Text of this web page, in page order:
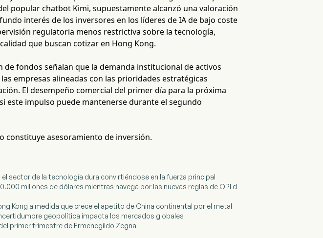
popular chatbot Kimi, supuestamente alcanzó una valoración
interés de los inversores en los líderes de IA de bajo coste
regulatoria menos restrictiva sobre la tecnología,
que buscan cotizar en Hong Kong.
de fondos señalan que la demanda institucional de activos
empresas alineadas con las prioridades estratégicas
El desempeño comercial del primer día para la próxima
este impulso puede mantenerse durante el segundo
constituye asesoramiento de inversión.
el sector de la tecnología dura convirtiéndose en la fuerza principal
millones de dólares mientras navega por las nuevas reglas de OPI d
Kong a medida que crece el apetito de China continental por el metal
geopolítica impacta los mercados globales
primer trimestre de Ermenegildo Zegna